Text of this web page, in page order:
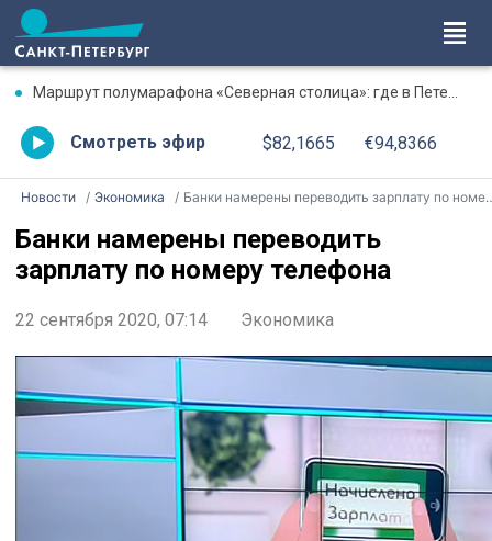
Маршрут полумарафона «Северная столица»: где в Петербурге будут перекрыты дороги 9 августа
Смотреть эфир $82,1665 €94,8366
Новости Экономика Банки намерены переводить зарплату по номеру телефона
Банки намерены переводить
зарплату по номеру телефона
22 сентября 2020, 07:14 Экономика